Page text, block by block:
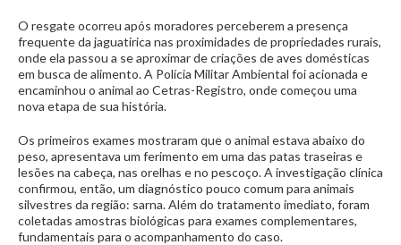
O resgate ocorreu após moradores perceberem a presença
frequente da jaguatirica nas proximidades de propriedades rurais,
onde ela passou a se aproximar de criações de aves domésticas
em busca de alimento. A Polícia Militar Ambiental foi acionada e
encaminhou o animal ao Cetras-Registro, onde começou uma
nova etapa de sua história.
Os primeiros exames mostraram que o animal estava abaixo do
peso, apresentava um ferimento em uma das patas traseiras e
lesões na cabeça, nas orelhas e no pescoço. A investigação clínica
confirmou, então, um diagnóstico pouco comum para animais
silvestres da região: sarna. Além do tratamento imediato, foram
coletadas amostras biológicas para exames complementares,
fundamentais para o acompanhamento do caso.